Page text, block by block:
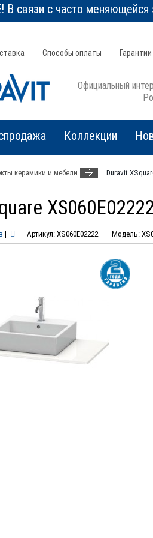
с часто меняющейся
Способы оплаты Гарантии
Официальный
Коллекции
керамики и мебели Duravit
| Артикул: XS060E02222 Модель: